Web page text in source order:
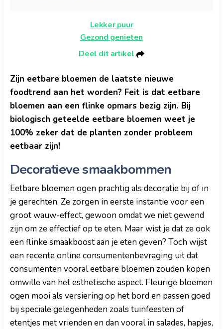
Lekker puur
Gezond genieten
Deel dit artikel
Zijn eetbare bloemen de laatste nieuwe
foodtrend aan het worden? Feit is dat eetbare
bloemen aan een flinke opmars bezig zijn. Bij
biologisch geteelde eetbare bloemen weet je
100% zeker dat de planten zonder probleem
eetbaar zijn!
Decoratieve smaakbommen
Eetbare bloemen ogen prachtig als decoratie bij of in
je gerechten. Ze zorgen in eerste instantie voor een
groot wauw-effect, gewoon omdat we niet gewend
zijn om ze effectief op te eten. Maar wist je dat ze ook
een flinke smaakboost aan je eten geven? Toch wijst
een recente online consumentenbevraging uit dat
consumenten vooral eetbare bloemen zouden kopen
omwille van het esthetische aspect. Fleurige bloemen
ogen mooi als versiering op het bord en passen goed
bij speciale gelegenheden zoals tuinfeesten of
etentjes met vrienden en dan vooral in salades, hapjes,